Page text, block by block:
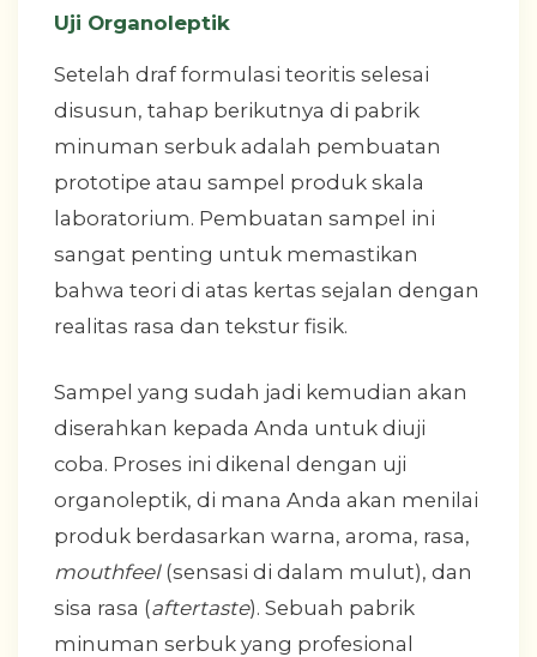
Uji Organoleptik
Setelah draf formulasi teoritis selesai
disusun, tahap berikutnya di pabrik
minuman serbuk adalah pembuatan
prototipe atau sampel produk skala
laboratorium. Pembuatan sampel ini
sangat penting untuk memastikan
bahwa teori di atas kertas sejalan dengan
realitas rasa dan tekstur fisik.
Sampel yang sudah jadi kemudian akan
diserahkan kepada Anda untuk diuji
coba. Proses ini dikenal dengan uji
organoleptik, di mana Anda akan menilai
produk berdasarkan warna, aroma, rasa,
mouthfeel(sensasi di dalam mulut), dan
sisa rasa (aftertaste). Sebuah pabrik
minuman serbuk yang profesional